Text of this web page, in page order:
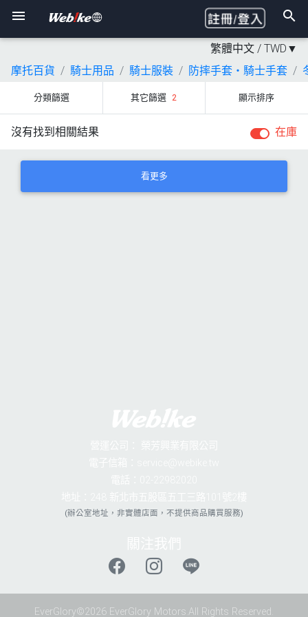
繁體中文 / TWD ▼
摩托百貨
騎士用品 騎士服裝 防摔手套・騎士手套
分類篩選 其它篩選 2 顯示排序
沒有找到相關結果 在庫
看更多
(辦公室地址，非實體店面，不提供商品購買服務)
EverGlory©2026 EverGlory Motors.All Rights Reserved.